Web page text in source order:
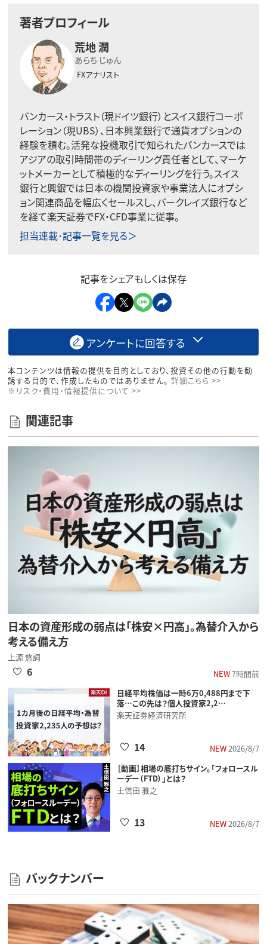
著者プロフィール
荒地 潤
あらち じゅん
FXアナリスト
バンカース・トラスト（現ドイツ銀行）とスイス銀行コーポ
レーション（現UBS）、日本興業銀行で通貨オプションの
経験を積む。活発な投機取引で知られたバンカースでは
アジアの取引時間帯のディーリング責任者として、マーケ
ットメーカーとして積極的なディーリングを行う。スイス
銀行と興銀では日本の機関投資家や事業法人にオプシ
ョン関連商品を幅広くセールスし、バークレイズ銀行など
を経て楽天証券でFX・CFD事業に従事。
担当連載･記事一覧を見る＞
記事をシェアもしくは保存
アンケートに回答する
本コンテンツは情報の提供を目的としており、投資その他の行動を勧
誘する目的で、作成したものではありません。 詳細こちら >>
※リスク・費用・情報提供について >>
関連記事
日本の資産形成の弱点は「株安×円高」。為替介入から
考える備え方
上源 悠詞
NEW7時間前
6
日経平均株価は一時6万0,488円まで下
落…この先は？個人投資家2,2…
楽天証券経済研究所
NEW2026/8/7
14
［動画］相場の底打ちサイン。「フォロースル
ーデー（FTD）」とは？
土信田 雅之
NEW2026/8/7
13
バックナンバー